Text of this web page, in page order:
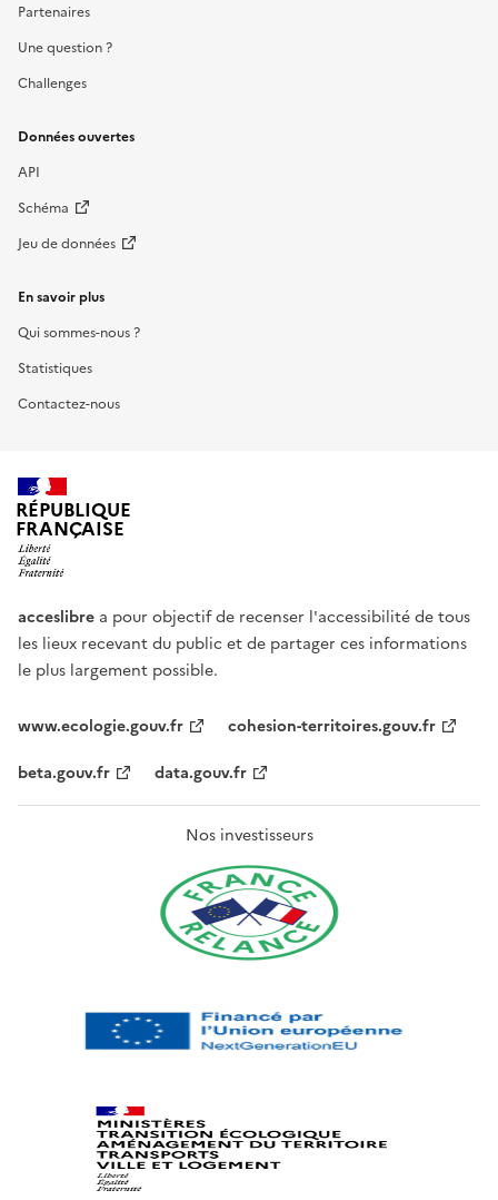
Partenaires
Une question ?
Challenges
Données ouvertes
API
Schéma
Jeu de données
En savoir plus
Qui sommes-nous ?
Statistiques
Contactez-nous
RÉPUBLIQUE
FRANÇAISE
acceslibre a pour objectif de recenser l'accessibilité de tous
les lieux recevant du public et de partager ces informations
le plus largement possible.
www.ecologie.gouv.fr
cohesion-territoires.gouv.fr
beta.gouv.fr
data.gouv.fr
Nos investisseurs